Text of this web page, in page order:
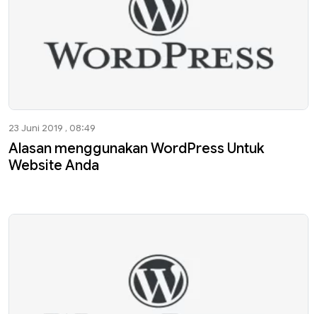
23 Juni 2019 , 08:49
Alasan menggunakan WordPress Untuk
Website Anda